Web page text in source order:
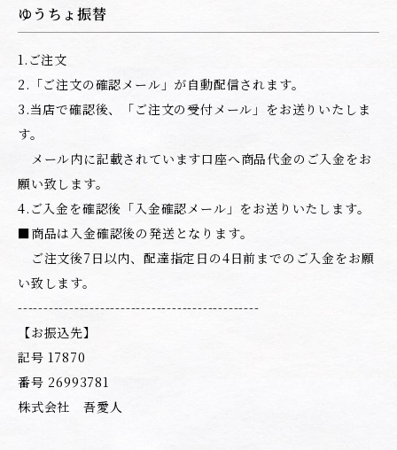
ゆうちょ振替
1.ご注文
2.「ご注文の確認メール」が自動配信されます。
3.当店で確認後、「ご注文の受付メール」をお送りいたしま
す。
メール内に記載されています口座へ商品代金のご入金をお
願い致します。
4.ご入金を確認後「入金確認メール」をお送りいたします。
■商品は入金確認後の発送となります。
ご注文後7日以内、配達指定日の4日前までのご入金をお願
い致します。
-----------------------------------------------
【お振込先】
記号 17870
番号 26993781
株式会社 吾愛人